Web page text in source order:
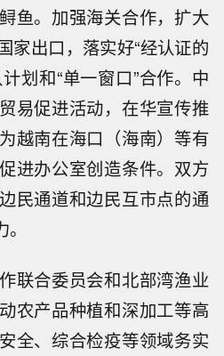
鱼。加强海关合作，扩大
家出口，落实好“经认证的
划和“单一窗口”合作。中
易促进活动，在华宣传推
越南在海口（海南）等有
进办公室创造条件。双方
民通道和边民互市点的通
联合委员会和北部湾渔业
农产品种植和深加工等高
全、综合检疫等领域务实